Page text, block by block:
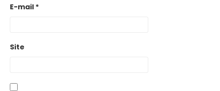
E-mail *
Site